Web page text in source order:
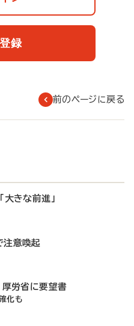
録
前のページに戻る
大きな前進」
注意喚起
厚労省に要望書
化も